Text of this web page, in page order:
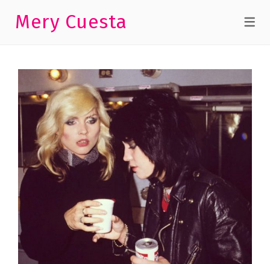
Mery Cuesta